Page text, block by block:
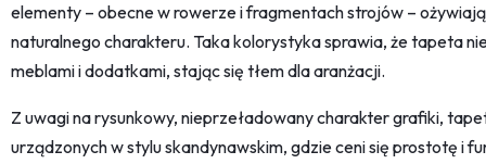
elementy – obecne w rowerze i fragmentach strojów –
naturalnego charakteru. Taka kolorystyka sprawia, że tapeta
meblami i dodatkami, stając się tłem dla aranżacji.
Z uwagi na rysunkowy, nieprzeładowany charakter grafiki,
urządzonych w stylu skandynawskim, gdzie ceni się prostotę i